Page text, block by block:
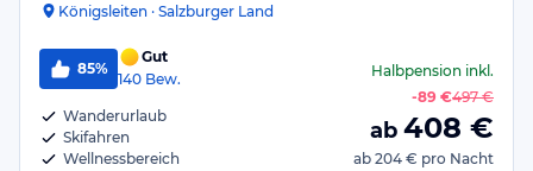
Königsleiten · Salzburger Land
85%
Gut
140 Bew.
Wanderurlaub
Skifahren
Wellnessbereich
Halbpension inkl.
-89 €497 €
ab 408 €
ab 204 € pro Nacht